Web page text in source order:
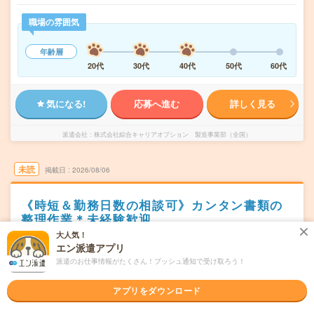
職場の雰囲気
年齢層
20代
30代 40代 50代 60代
気になる! 応募へ進む 詳しく見る
派遣会社 株式会社綜合キャリアオプション 製造事業部（全国）
未読 掲載日 2026/08/06
《時短＆勤務日数の相談可》カンタン書類の
整理作業＊未経験歓迎
職種未経験OK
派遣
長野県安曇野市
穂高駅から車10分
大人気！
エン派遣アプリ
派遣のお仕事情報がたくさん！プッシュ通知で受け取ろう！
アプリをダウンロード